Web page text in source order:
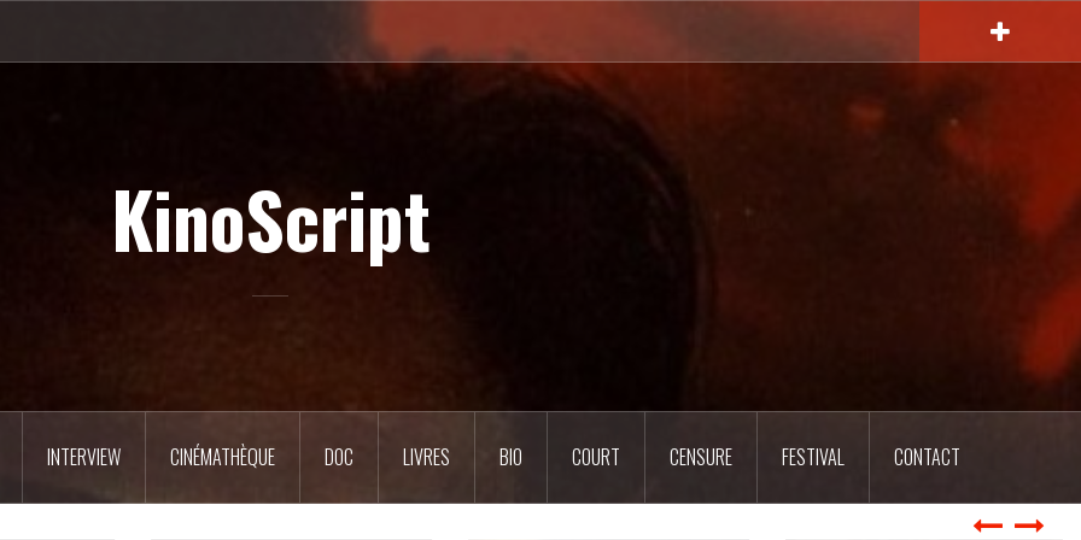
KinoScript
INTERVIEW CINÉMATHÈQUE DOC LIVRES BIO COURT CENSURE FESTIVAL CONTACT